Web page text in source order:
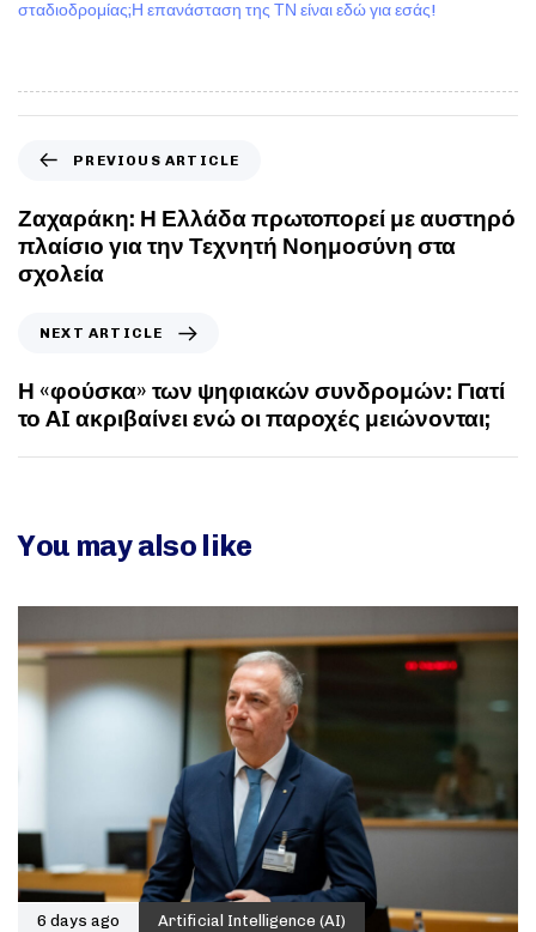
σταδιοδρομίας;Η επανάσταση της ΤΝ είναι εδώ για εσάς!
PREVIOUS ARTICLE
Ζαχαράκη: Η Ελλάδα πρωτοπορεί με αυστηρό
πλαίσιο για την Τεχνητή Νοημοσύνη στα
σχολεία
NEXT ARTICLE
Η «φούσκα» των ψηφιακών συνδρομών: Γιατί
το AI ακριβαίνει ενώ οι παροχές μειώνονται;
You may also like
6 days ago Artificial Intelligence (AI)